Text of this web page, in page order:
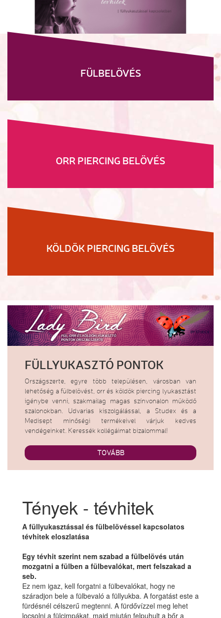
FÜLBELÖVÉS
ORR PIERCING BELÖVÉS
KÖLDÖK PIERCING BELÖVÉS
FÜLLYUKASZTÓ PONTOK
Országszerte, egyre több településen, városban van
lehetőség a fülbelövést, orr és köldök piercing lyukasztást
igénybe venni, szakmailag magas színvonalon működő
szalonokban. Udvarias kiszolgálással, a Studex és a
Medisept minőségi termékeivel várjuk kedves
vendégeinket. Keressék kollégáimat bizalommal!
TOVÁBB
Tények - tévhitek
A füllyukasztással és fülbelövéssel kapcsolatos
tévhitek eloszlatása
Egy tévhit szerint nem szabad a fülbelövés után
mozgatni a fülben a fülbevalókat, mert felszakad a
seb.
Ez nem igaz, kell forgatni a fülbevalókat, hogy ne
száradjon bele a fülbevaló a füllyukba. A forgatást este a
fürdésnél célszerű megtenni. A fürdővízzel meg lehet
locsolni a fülcimpákat, majd miután felpuhult a bőr a